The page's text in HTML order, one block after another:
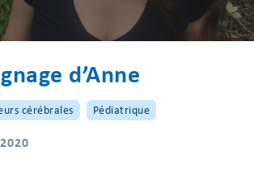
d’Anne
cérébrales Pédiatrique